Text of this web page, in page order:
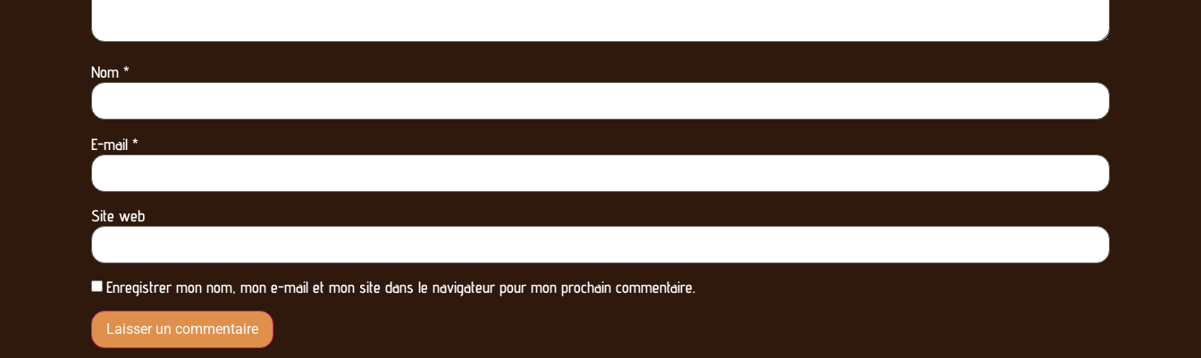
Nom *
E-mail *
Site web
Enregistrer mon nom, mon e-mail et mon site dans le navigateur pour mon prochain commentaire.